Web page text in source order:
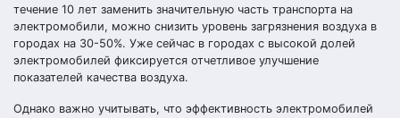
течение 10 лет заменить значительную часть транспорта на
электромобили, можно снизить уровень загрязнения воздуха в
городах на 30-50%. Уже сейчас в городах с высокой долей
электромобилей фиксируется отчетливое улучшение
показателей качества воздуха.
Однако важно учитывать, что эффективность электромобилей